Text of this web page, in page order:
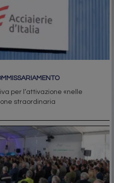
per l’attivazione «nelle
straordinaria